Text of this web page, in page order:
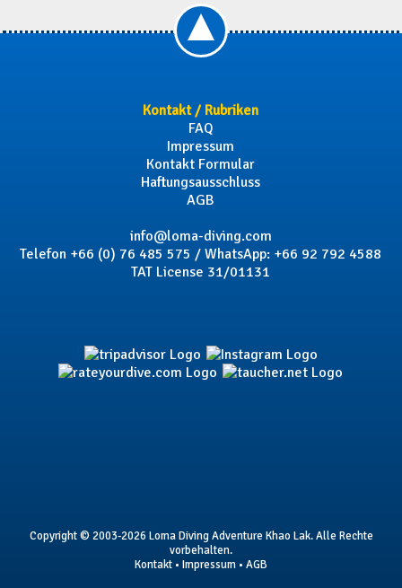
Kontakt / Rubriken
FAQ
Impressum
Kontakt Formular
Haftungsausschluss
AGB
info@loma-diving.com
Telefon +66 (0) 76 485 575 / WhatsApp: +66 92 792 4588
TAT License 31/01131
Copyright © 2003-2026 Loma Diving Adventure Khao Lak. Alle Rechte
vorbehalten.
Kontakt • Impressum • AGB